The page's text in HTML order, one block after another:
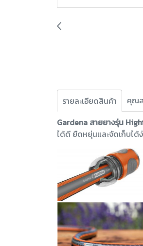
รายละเอียดสินค้า
คุณ
Gardena สายยางรุ่น
ได้ดี ยืดหยุ่นและจัดเก็บได้